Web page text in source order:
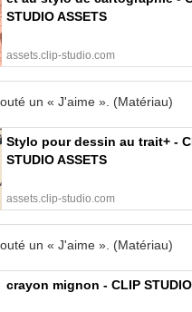
STUDIO ASSETS
assets.clip-studio.com
un « J'aime ». (Matériau)
Stylo pour dessin au trait+ -
STUDIO ASSETS
assets.clip-studio.com
un « J'aime ». (Matériau)
crayon mignon - CLIP STUDIO